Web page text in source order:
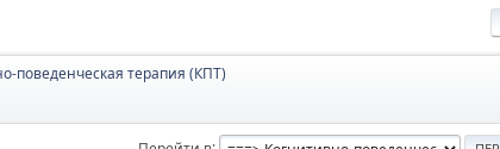
поведенческая терапия (КПТ)